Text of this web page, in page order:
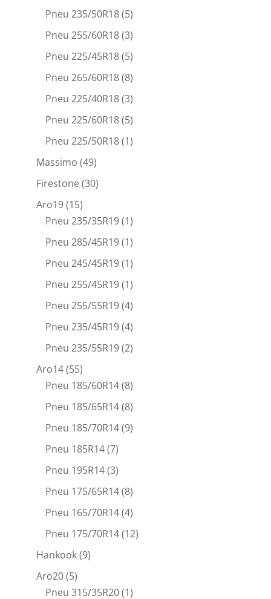
Pneu 235/50R18(5)
Pneu 255/60R18(3)
Pneu 225/45R18(5)
Pneu 265/60R18(8)
Pneu 225/40R18(3)
Pneu 225/60R18(5)
Pneu 225/50R18(1)
Massimo (49)
Firestone(30)
Aro19(15)
Pneu 235/35R19(1)
Pneu 285/45R19(1)
Pneu 245/45R19(1)
Pneu 255/45R19(1)
Pneu 255/55R19(4)
Pneu 235/45R19(4)
Pneu 235/55R19(2)
Aro14(55)
Pneu 185/60R14(8)
Pneu 185/65R14(8)
Pneu 185/70R14(9)
Pneu 185R14(7)
Pneu 195R14(3)
Pneu 175/65R14(8)
Pneu 165/70R14(4)
Pneu 175/70R14(12)
Hankook(9)
Aro20(5)
Pneu 315/35R20(1)